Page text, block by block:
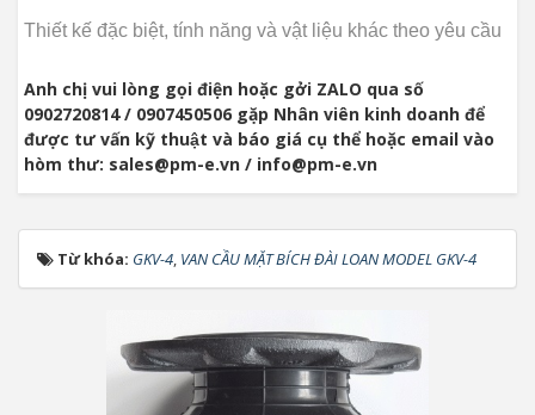
Thiết kế đặc biệt, tính năng và vật liệu khác theo yêu cầu
Anh chị vui lòng gọi điện hoặc gởi ZALO qua số
0902720814 / 0907450506 gặp Nhân viên kinh doanh để
được tư vấn kỹ thuật và báo giá cụ thể hoặc email vào
hòm thư: sales@pm-e.vn / info@pm-e.vn
Từ khóa: GKV-4, VAN CẦU MẶT BÍCH ĐÀI LOAN MODEL GKV-4